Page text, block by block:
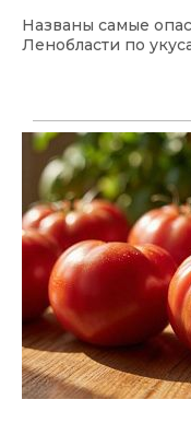
Названы самые
Ленобласти по